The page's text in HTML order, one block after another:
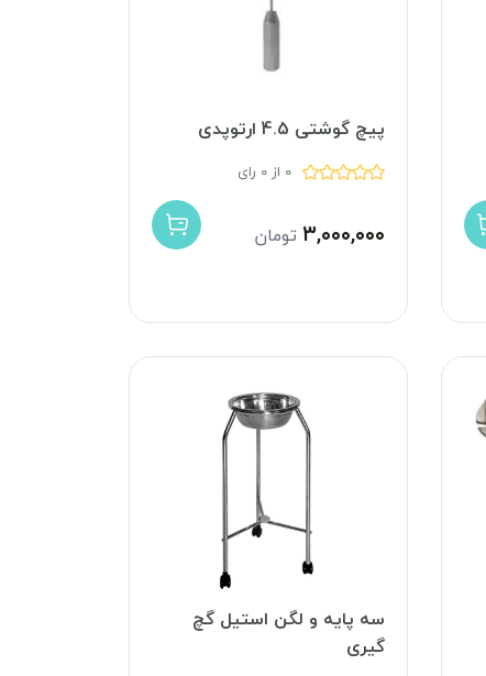
پیچ گوشتی 4.5 ارتوپدی
0 از 0 رای
۳,۰۰۰,۰۰۰ تومان
سه پایه و لگن استیل گچ
گیری